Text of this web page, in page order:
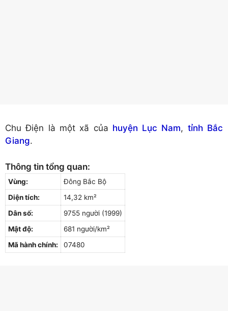
Chu Điện là một xã của huyện Lục Nam, tỉnh Bắc
Giang.
Thông tin tổng quan:
Vùng:
Đông Bắc Bộ
Diện tích:
14,32 km²
Dân số:
9755 người (1999)
Mật độ:
681 người/km²
Mã hành chính:
07480